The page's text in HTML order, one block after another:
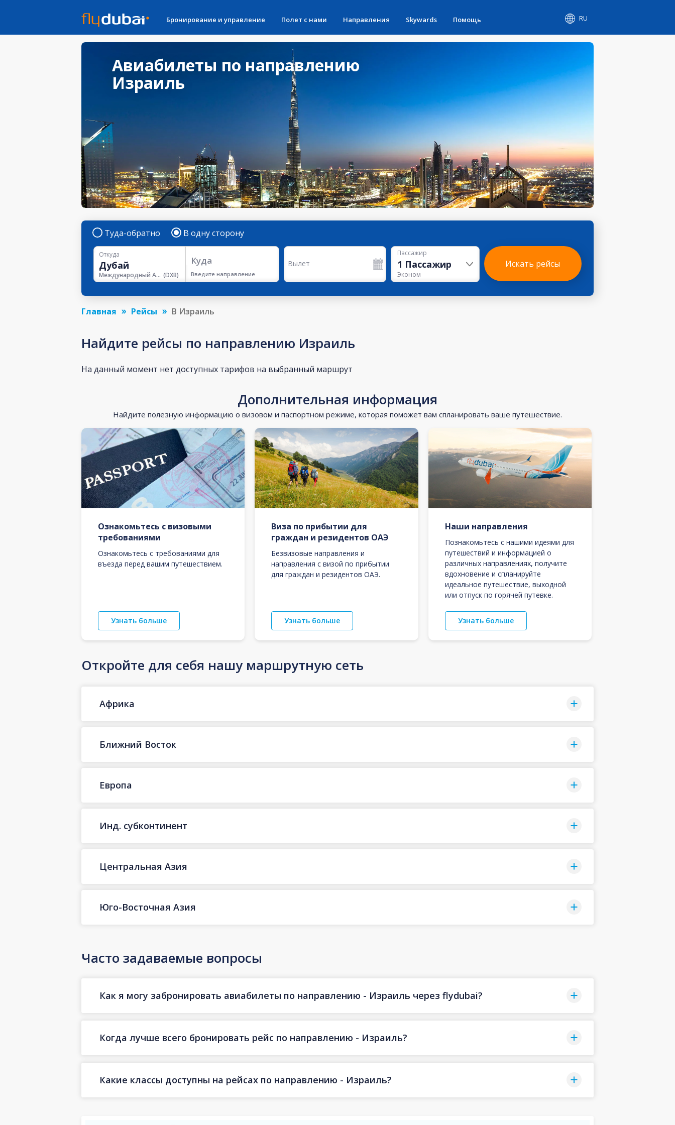
Бронирование и управление Полет с нами Направления Skywards Помощь RU
Авиабилеты по направлению
Израиль
Туда-обратно В одну сторону
Откуда
Международный Аэропорт Дубая (DXB)
Куда
Введите направление
Вылет
Пассажир
1 Пассажир
Эконом
Искать рейсы
Главная Рейсы В Израиль
Найдите рейсы по направлению Израиль
На данный момент нет доступных тарифов на выбранный маршрут
Дополнительная информация
Найдите полезную информацию о визовом и паспортном режиме, которая поможет вам спланировать ваше путешествие.
Ознакомьтесь с визовыми
требованиями
Ознакомьтесь с требованиями для
въезда перед вашим путешествием.
Узнать больше
Виза по прибытии для
граждан и резидентов ОАЭ
Безвизовые направления и
направления с визой по прибытии
для граждан и резидентов ОАЭ.
Узнать больше
Наши направления
Познакомьтесь с нашими идеями для
путешествий и информацией о
различных направлениях, получите
вдохновение и спланируйте
идеальное путешествие, выходной
или отпуск по горячей путевке.
Узнать больше
Откройте для себя нашу маршрутную сеть
Африка
Ближний Восток
Европа
Инд. субконтинент
Центральная Азия
Юго-Восточная Азия
Часто задаваемые вопросы
Как я могу забронировать авиабилеты по направлению - Израиль через flydubai?
Когда лучше всего бронировать рейс по направлению - Израиль?
Какие классы доступны на рейсах по направлению - Израиль?